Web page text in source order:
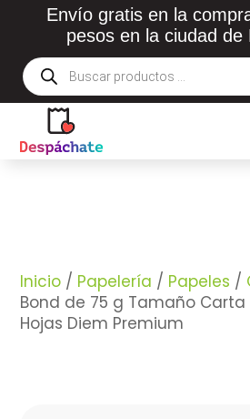
Envío gratis en la
pesos en la ciudad de
Búsqueda
de
productos
Inicio / Papelería / Papeles /
Bond de 75 g Tamaño
Hojas Diem Premium